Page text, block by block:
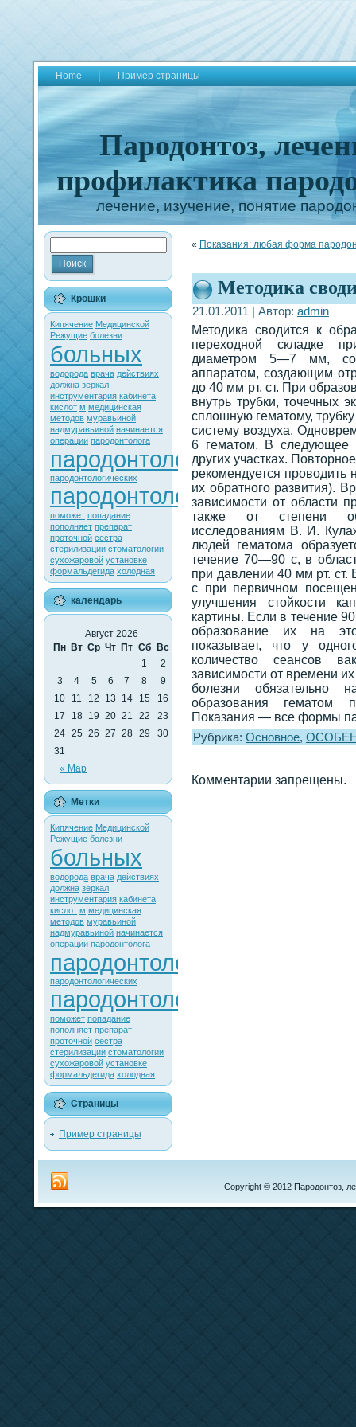
Home Пример страницы
Пародонтоз,
профилактика
лечение, изучение, понятие
Крошки
Кипячение Медицинской
Режущие болезни
больных
водорода врача действиях
должна зеркал
инструментария кабинета
кислот м медицинская
методов муравьиной
надмуравьиной начинается
операции пародонтолога
пародонтологии
пародонтологических
пародонтологического
поможет попадание
пополняет препарат
проточной сестра
стерилизации стоматологии
сухожаровой установке
формальдегида холодная
календарь
Август 2026
Пн Вт Ср Чт Пт Сб Вс
« Мар
1
2
3
4 5 6 7 8
9
10
11 12 13 14 15
16
17
18 19 20 21 22
23
24 25 26 27 28 29
30
31
Метки
Кипячение Медицинской
Режущие болезни
больных
водорода врача действиях
должна зеркал
инструментария кабинета
кислот м медицинская
методов муравьиной
надмуравьиной начинается
операции пародонтолога
пародонтологии
пародонтологических
пародонтологического
поможет попадание
пополняет препарат
проточной сестра
стерилизации стоматологии
сухожаровой установке
формальдегида холодная
Страницы
Пример страницы
« Показания: любая форма
Методика
21.01.2011 | Автор: admin
Методика сводится к
переходной складке
диаметром 5—7 мм,
аппаратом, создающим
до 40 мм рт. ст. При
внутрь трубки, точечных
сплошную гематому,
систему воздуха.
6 гематом. В следующее
других участках.
рекомендуется
их обратного развития).
зависимости от области
также от степени
исследованиям В. И.
людей гематома
течение 70—90 с, в
при давлении 40 мм рт.
с при первичном
улучшения стойкости
картины. Если в течение
образование их на
показывает, что у
количество сеансов
зависимости от времени
болезни обязательно
образования гематом
Показания — все формы
Рубрика: Основное,
Комментарии запрещены.
Copyright © 2012 Пародонтоз,